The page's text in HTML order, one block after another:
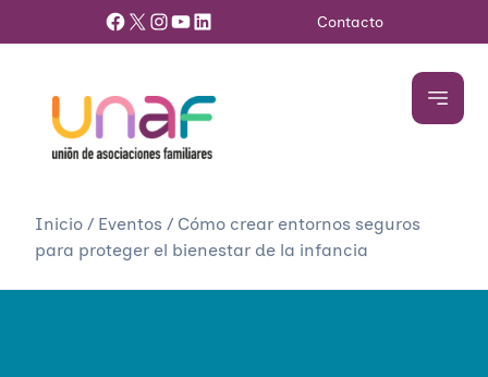
Facebook X InstagramYouTube LinkedIn Contacto
Inicio / Eventos / Cómo crear entornos seguros
para proteger el bienestar de la infancia